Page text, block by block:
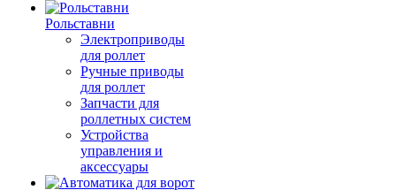
Рольставни
Электроприводы
для роллет
Ручные приводы
для роллет
Запчасти для
роллетных систем
Устройства
управления и
аксессуары